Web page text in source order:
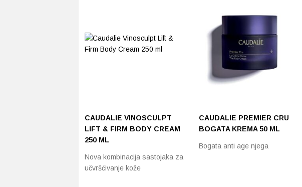
CAUDALIE VINOSCULPT
LIFT & FIRM BODY CREAM
250 ML
Nova kombinacija sastojaka za
učvršćivanje kože
CAUDALIE PREMIER CRU
BOGATA KREMA 50 ML
Bogata anti age njega